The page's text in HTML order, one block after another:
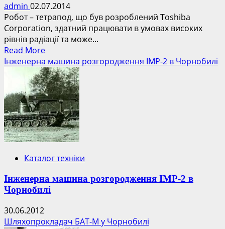
admin 02.07.2014
Робот – тетрапод, що був розроблений Toshiba
Corporation, здатний працювати в умовах високих
рівнів радіації та може...
Read MoreRead
more
about
Робот-
тетрапод
допоможе
досліджувати
наслідки
аварії
АЕС
Інженерна машина розгородження ІМР-2 в Чорнобилі
Каталог техніки
Інженерна машина розгородження ІМР-2 в
Чорнобилі
30.06.2012
Шляхопрокладач БАТ-М у Чорнобилі